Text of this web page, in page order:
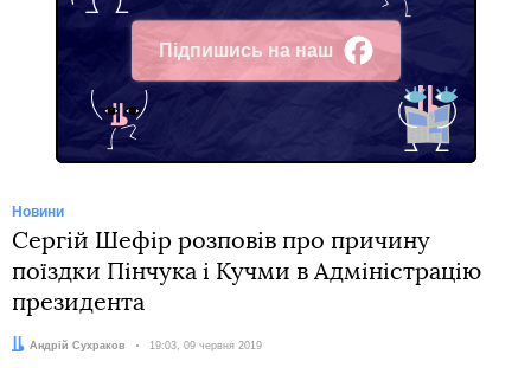
Підпишись на наш
Facebook
Новини
Сергій Шефір розповів про причину
поїздки Пінчука і Кучми в Адміністрацію
президента
Автор:
Андрій Сухраков Дата:
19:03, 09 червня 2019